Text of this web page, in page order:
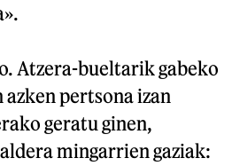
Atzera-bueltarik gabeko
pertsona izan
geratu ginen,
mingarrien gaziak: